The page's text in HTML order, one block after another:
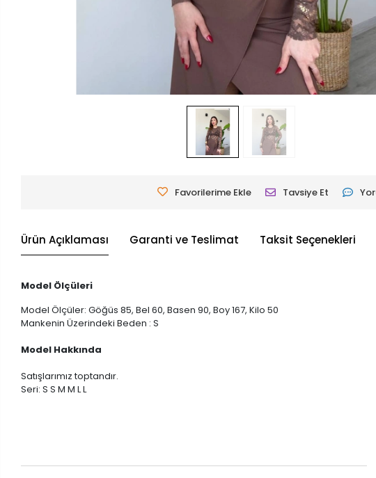
Favorilerime Ekle Tavsiye Et
Ürün Açıklaması Garanti ve Teslimat Taksit Seçenekleri
Model Ölçüleri
Model Ölçüler: Göğüs 85, Bel 60, Basen 90, Boy 167, Kilo 50
Mankenin Üzerindeki Beden : S
Model Hakkında
Satışlarımız toptandır.
Seri: S S M M L L